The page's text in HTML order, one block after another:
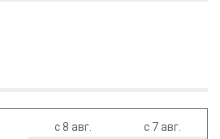
с 8 авг.
с 7 авг.